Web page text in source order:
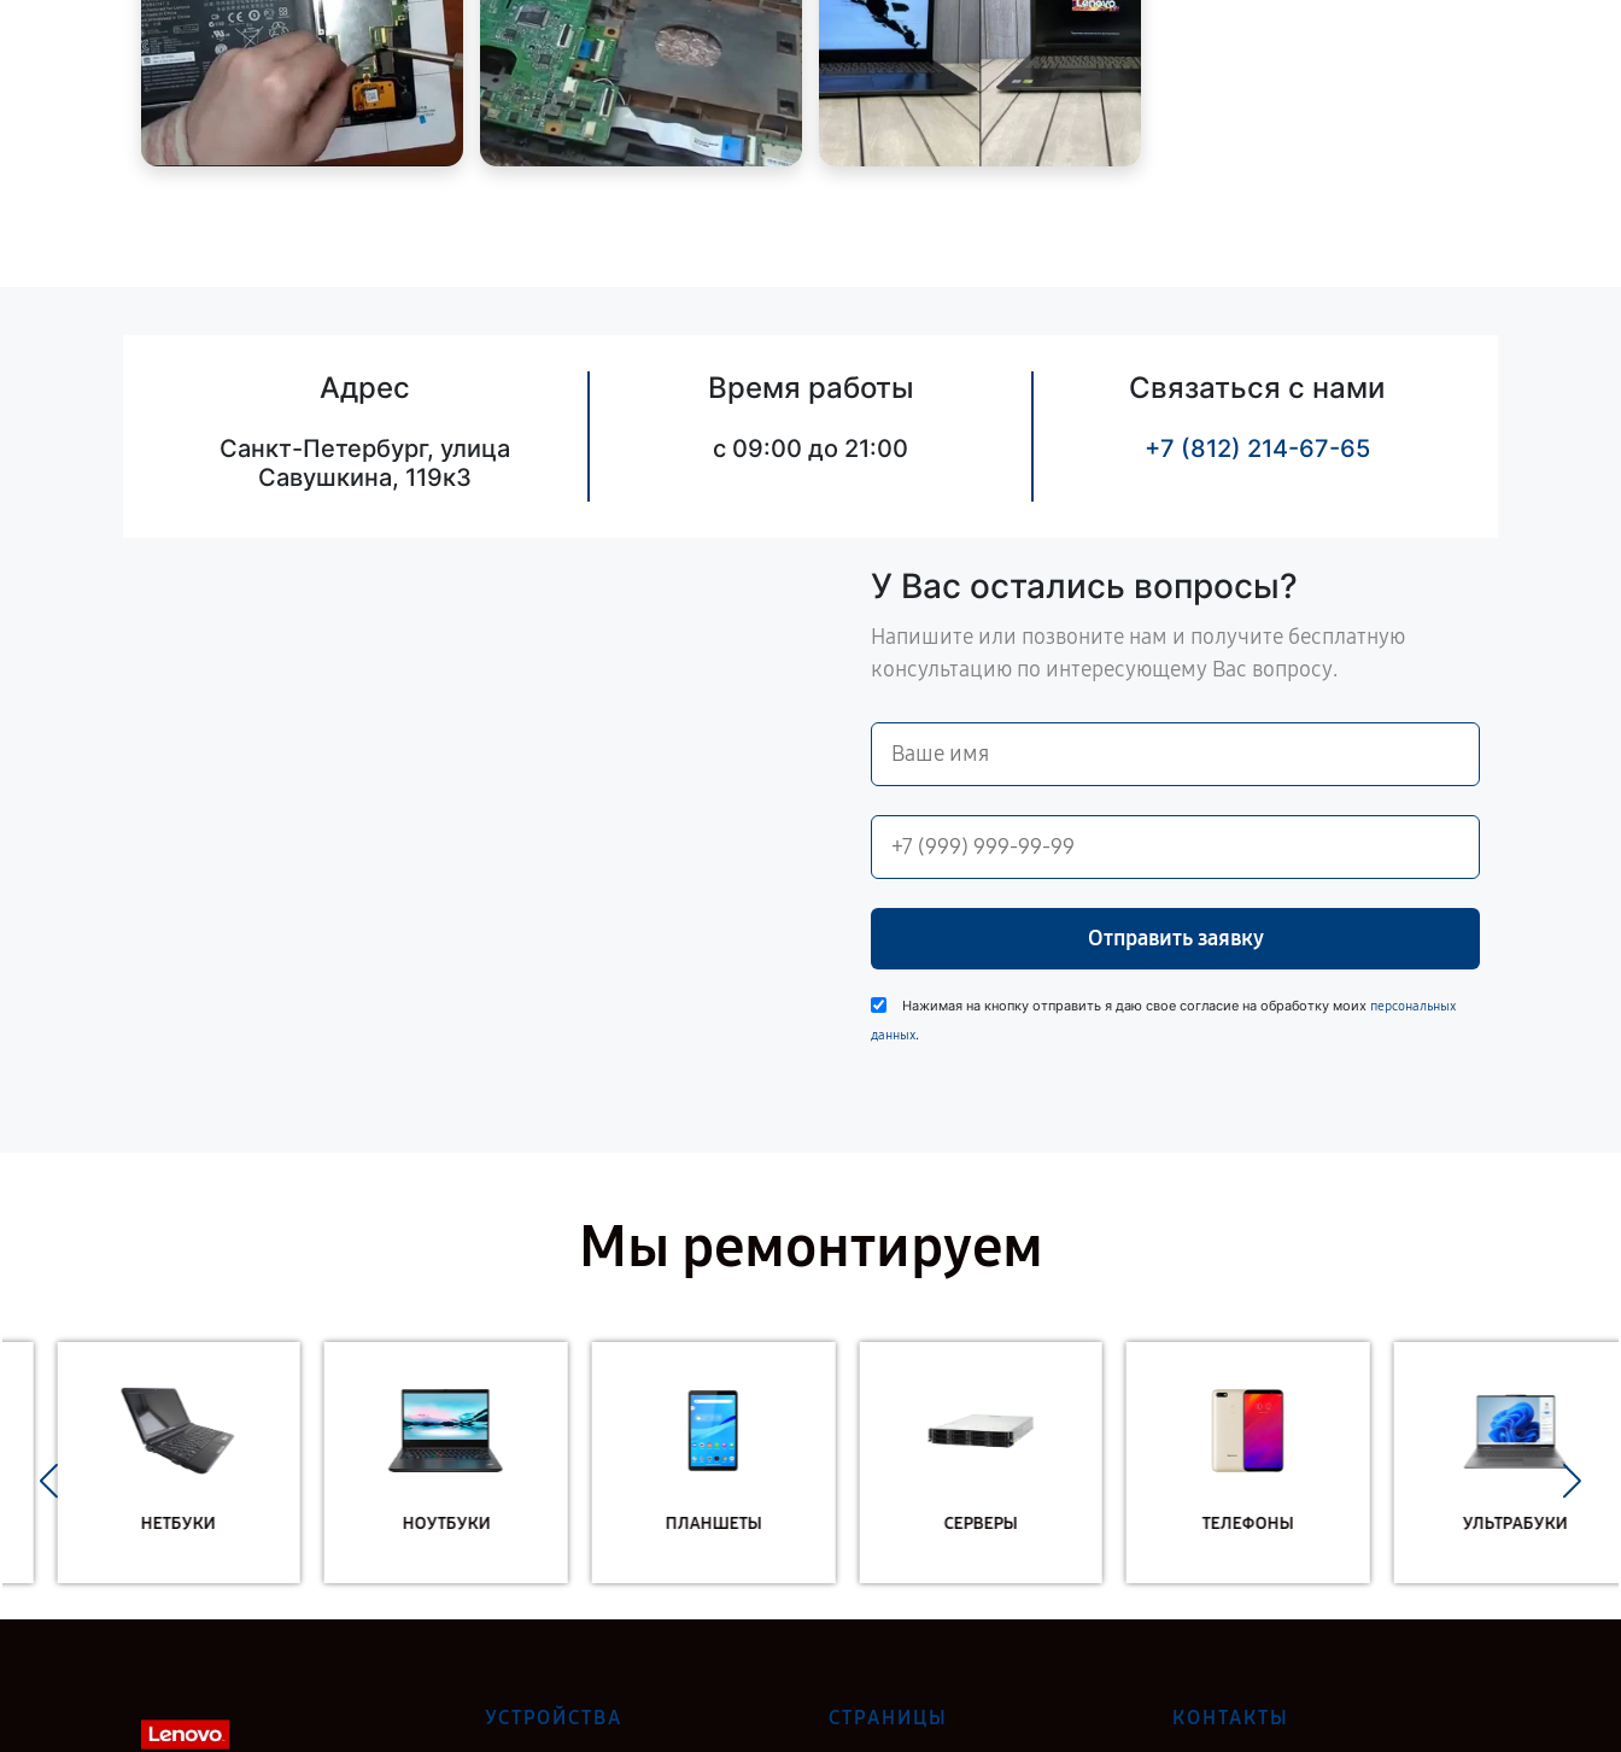
Адрес
Санкт-Петербург, улица
Савушкина, 119к3
Время работы
c 09:00 до 21:00
Связаться с нами
+7 (812) 214-67-65
У Вас остались вопросы?
Напишите или позвоните нам и получите бесплатную
консультацию по интересующему Вас вопросу.
Отправить заявку
Нажимая на кнопку отправить я даю свое согласие на обработку моих персональных
данных.
Мы ремонтируем
НЕТБУКИ НОУТБУКИ ПЛАНШЕТЫ СЕРВЕРЫ ТЕЛЕФОНЫ УЛЬТРАБУКИ
УСТРОЙСТВА СТРАНИЦЫ КОНТАКТЫ